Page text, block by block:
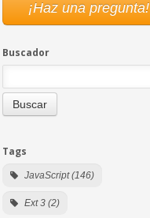
¡Haz una pregunta!
Buscador
Tags
JavaScript (146)
Ext 3 (2)